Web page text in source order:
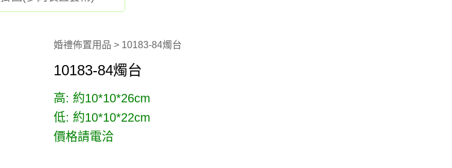
婚禮佈置用品 > 10183-84燭台
10183-84燭台
高: 約10*10*26cm
低: 約10*10*22cm
價格請電洽